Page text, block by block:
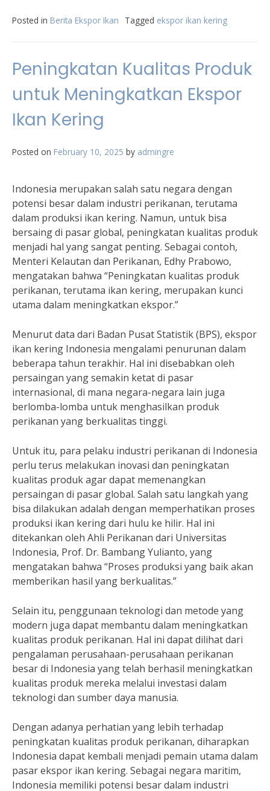
Posted in Berita Ekspor Ikan Tagged ekspor ikan kering
Peningkatan Kualitas Produk
untuk Meningkatkan Ekspor
Ikan Kering
Posted on February 10, 2025 by admingre
Indonesia merupakan salah satu negara dengan
potensi besar dalam industri perikanan, terutama
dalam produksi ikan kering. Namun, untuk bisa
bersaing di pasar global, peningkatan kualitas produk
menjadi hal yang sangat penting. Sebagai contoh,
Menteri Kelautan dan Perikanan, Edhy Prabowo,
mengatakan bahwa “Peningkatan kualitas produk
perikanan, terutama ikan kering, merupakan kunci
utama dalam meningkatkan ekspor.”
Menurut data dari Badan Pusat Statistik (BPS), ekspor
ikan kering Indonesia mengalami penurunan dalam
beberapa tahun terakhir. Hal ini disebabkan oleh
persaingan yang semakin ketat di pasar
internasional, di mana negara-negara lain juga
berlomba-lomba untuk menghasilkan produk
perikanan yang berkualitas tinggi.
Untuk itu, para pelaku industri perikanan di Indonesia
perlu terus melakukan inovasi dan peningkatan
kualitas produk agar dapat memenangkan
persaingan di pasar global. Salah satu langkah yang
bisa dilakukan adalah dengan memperhatikan proses
produksi ikan kering dari hulu ke hilir. Hal ini
ditekankan oleh Ahli Perikanan dari Universitas
Indonesia, Prof. Dr. Bambang Yulianto, yang
mengatakan bahwa “Proses produksi yang baik akan
memberikan hasil yang berkualitas.”
Selain itu, penggunaan teknologi dan metode yang
modern juga dapat membantu dalam meningkatkan
kualitas produk perikanan. Hal ini dapat dilihat dari
pengalaman perusahaan-perusahaan perikanan
besar di Indonesia yang telah berhasil meningkatkan
kualitas produk mereka melalui investasi dalam
teknologi dan sumber daya manusia.
Dengan adanya perhatian yang lebih terhadap
peningkatan kualitas produk perikanan, diharapkan
Indonesia dapat kembali menjadi pemain utama dalam
pasar ekspor ikan kering. Sebagai negara maritim,
Indonesia memiliki potensi besar dalam industri